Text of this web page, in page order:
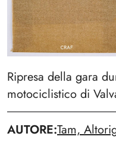
Ripresa della gara
motociclistico di
AUTORE Tam,